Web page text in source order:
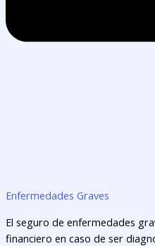
Enfermedades Graves
El seguro de enfermedades
financiero en caso de ser